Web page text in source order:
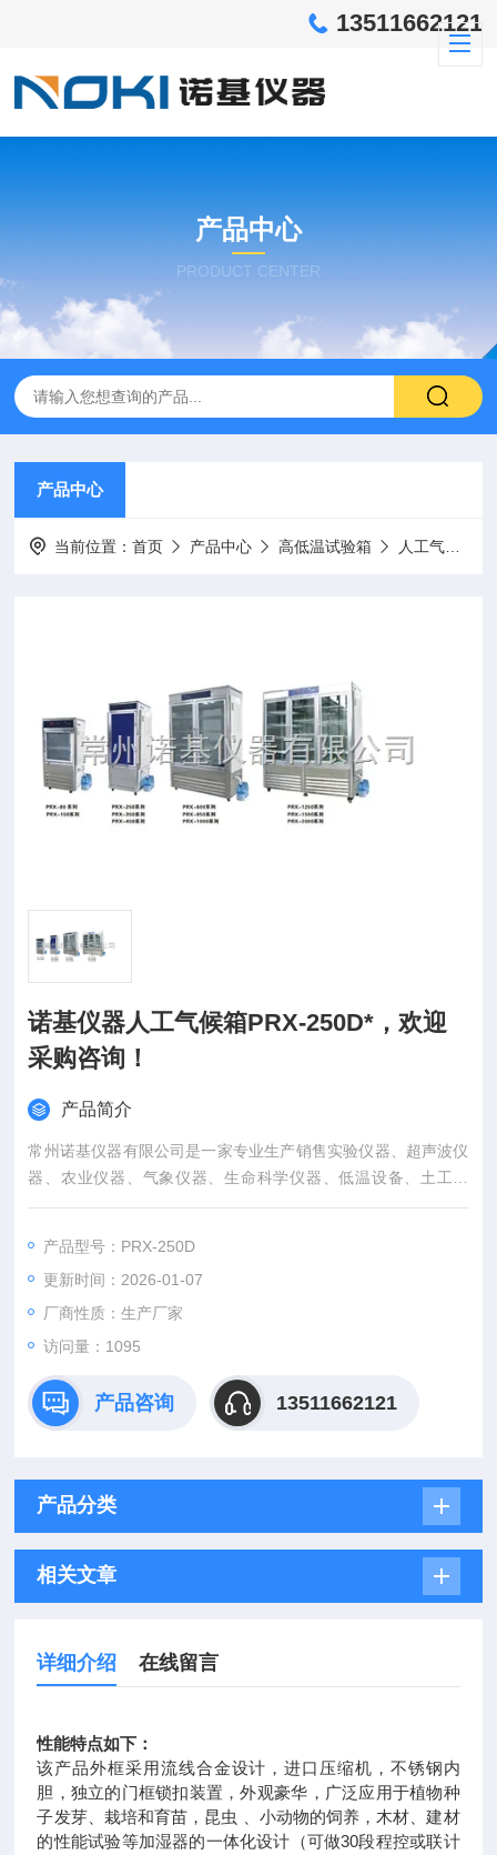
13511662121
产品中心
PRODUCT CENTER
产品中心
当前位置：首页 产品中心 高低温试验箱 人工气候箱
诺基仪器人工气候箱PRX-250D*，欢迎
采购咨询！
产品简介
常州诺基仪器有限公司是一家专业生产销售实验仪器、超声波仪
器、农业仪器、气象仪器、生命科学仪器、低温设备、土工仪
器、公路仪器、建材仪器、无损检测仪器、分析仪器、测绘仪器
机），气浴振荡器，水浴恒温振荡器,低温恒温槽/低温恒温水槽
，冷光源植物气候箱,人工气候箱,恒温油槽/油浴锅 ，恒温水槽/
电热恒温水槽 ，隔水式培养箱，干燥箱 ，冷却水循环机
产品型号：PRX-250D
更新时间：2026-01-07
厂商性质：生产厂家
访问量：1095
产品咨询 13511662121
产品分类
相关文章
详细介绍 在线留言
性能特点如下：
该产品外框采用流线合金设计，进口压缩机，不锈钢内
胆，独立的门框锁扣装置，外观豪华，广泛应用于植物种
子发芽、栽培和育苗，昆虫 、小动物的饲养，木材、建材
的性能试验等加湿器的一体化设计（可做30段程控或联计